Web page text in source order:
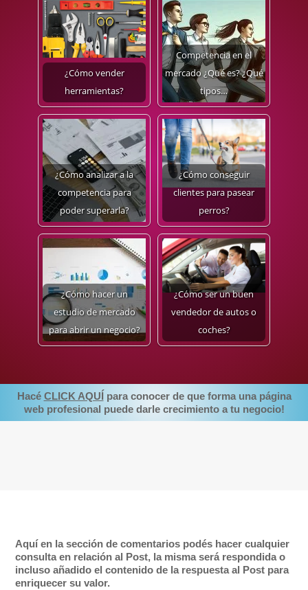
¿Cómo vender
herramientas?
Competencia en el
mercado ¿Qué es? ¿Qué
tipos…
¿Cómo analizar a la
competencia para
poder superarla?
¿Cómo conseguir
clientes para pasear
perros?
¿Cómo hacer un
estudio de mercado
para abrir un negocio?
¿Cómo ser un buen
vendedor de autos o
coches?
Hacé CLICK AQUÍ para conocer de que forma una página
web profesional puede darle crecimiento a tu negocio!
Aquí en la sección de comentarios podés hacer cualquier
consulta en relación al Post, la misma será respondida o
incluso añadido el contenido de la respuesta al Post para
enriquecer su valor.